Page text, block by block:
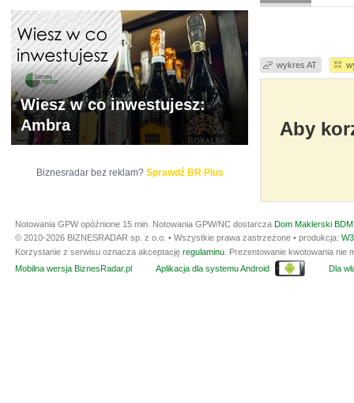
wykres AT
Aby
Wiesz w co inwestujesz:
Ambra
Biznesradar bez reklam? Sprawdź BR Plus
Notowania GPW opóźnione 15 min. Notowania GPW/NC dostarcza Dom Maklerski
© 2010-2026 BIZNESRADAR sp. z o.o. • Wszystkie prawa zastrzeżone • produkcja:
Korzystanie z serwisu oznacza akceptację regulaminu . Prezentowanie kwotowania
Mobilna wersja BiznesRadar.pl
Aplikacja dla systemu Android Dla